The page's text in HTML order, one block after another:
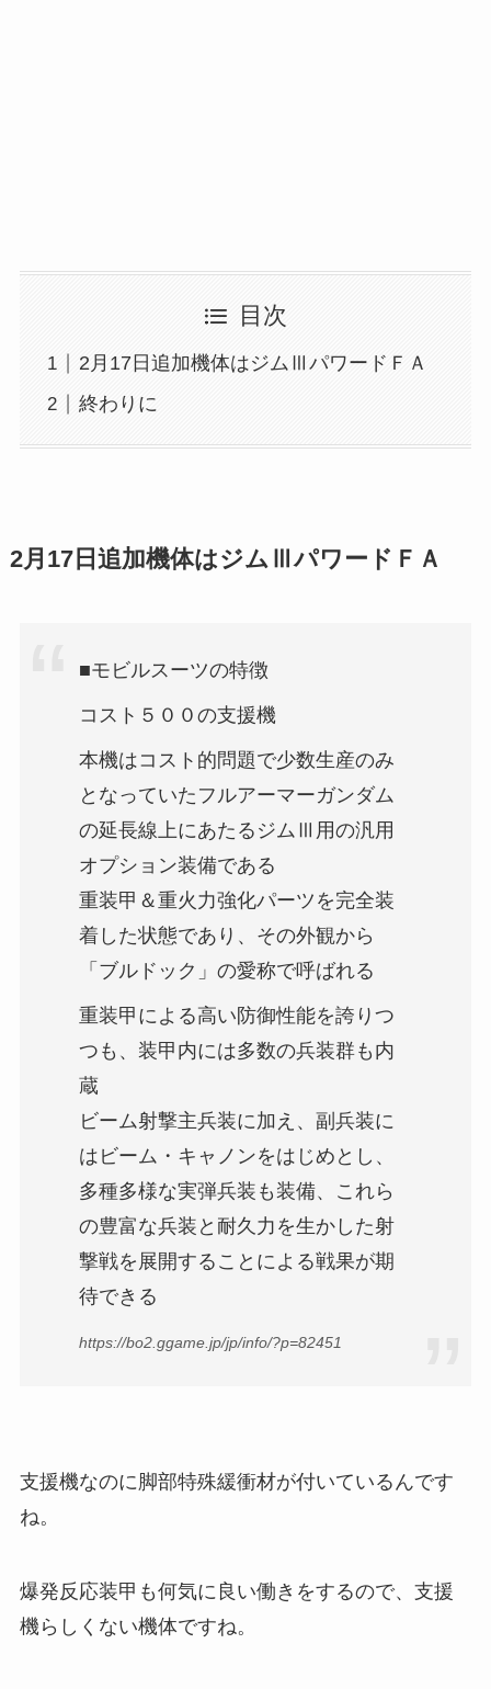
目次
2月17日追加機体はジムⅢパワードＦＡ
終わりに
2月17日 追加機体はジムⅢパワードＦＡ
■モビルスーツの特徴
コスト５００の支援機
本機はコスト的問題で少数生産のみ
となっていたフルアーマーガンダム
の延長線上にあたるジムⅢ用の汎用
オプション装備である
重装甲＆重火力強化パーツを完全装
着した状態であり、その外観から
「ブルドック」の愛称で呼ばれる
重装甲による高い防御性能を誇りつ
つも、装甲内には多数の兵装群も内
蔵
ビーム射撃主兵装に加え、副兵装に
はビーム・キャノンをはじめとし、
多種多様な実弾兵装も装備、これら
の豊富な兵装と耐久力を生かした射
撃戦を展開することによる戦果が期
待できる
https://bo2.ggame.jp/jp/info/?p=82451
支援機なのに脚部特殊緩衝材が付いているんです
ね。
爆発反応装甲も何気に良い働きをするので、支援
機らしくない機体ですね。